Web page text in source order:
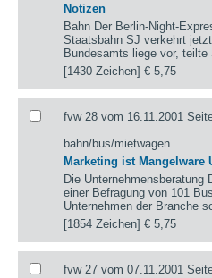
Notizen
Bahn Der Berlin-Night-
Staatsbahn SJ verkehrt
Bundesamts liege vor,
[1430 Zeichen]€ 5,75
fvw 28 vom 16.11.2001
bahn/bus/mietwagen
Marketing ist Mangelware
Die Unternehmensberatung
einer Befragung von 101
Unternehmen der Branche
[1854 Zeichen]€ 5,75
fvw 27 vom 07.11.2001